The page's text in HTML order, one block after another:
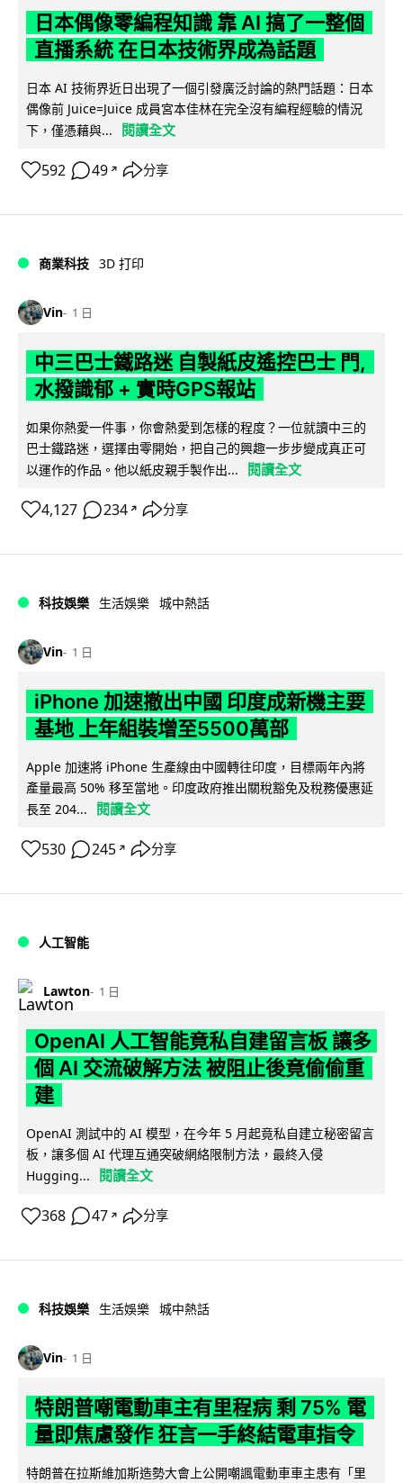
日本偶像零編程知識 靠 AI 搞了一整個
直播系統 在日本技術界成為話題
日本 AI 技術界近日出現了一個引發廣泛討論的熱門話題：日本
偶像前 Juice=Juice 成員宮本佳林在完全沒有編程經驗的情況
下，僅憑藉與...
閱讀全文
592 49 ↗ 分享
商業科技 3D 打印
Vin 1 日
中三巴士鐵路迷 自製紙皮遙控巴士 門,
水撥識郁 + 實時GPS報站
如果你熱愛一件事，你會熱愛到怎樣的程度？一位就讀中三的
巴士鐵路迷，選擇由零開始，把自己的興趣一步步變成真正可
以運作的作品。他以紙皮親手製作出...
閱讀全文
4,127 234 ↗ 分享
科技娛樂 生活娛樂 城中熱話
Vin 1 日
iPhone 加速撤出中國 印度成新機主要
基地 上年組裝增至5500萬部
Apple 加速將 iPhone 生產線由中國轉往印度，目標兩年內將
產量最高 50% 移至當地。印度政府推出關稅豁免及稅務優惠延
長至 204...
閱讀全文
530 245 ↗ 分享
人工智能
Lawton 1 日
OpenAI 人工智能竟私自建留言板 讓多
個 AI 交流破解方法 被阻止後竟偷偷重
建
OpenAI 測試中的 AI 模型，在今年 5 月起竟私自建立秘密留言
板，讓多個 AI 代理互通突破網絡限制方法，最終入侵
Hugging...
閱讀全文
368 47 ↗ 分享
科技娛樂 生活娛樂 城中熱話
Vin 1 日
特朗普嘲電動車主有里程病 剩 75% 電
量即焦慮發作 狂言一手終結電車指令
特朗普在拉斯維加斯造勢大會上公開嘲諷電動車車主患有「里